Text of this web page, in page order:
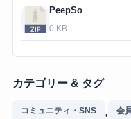
PeepSo
0 KB
カテゴリー & タグ
コミュニティ・SNS , 会